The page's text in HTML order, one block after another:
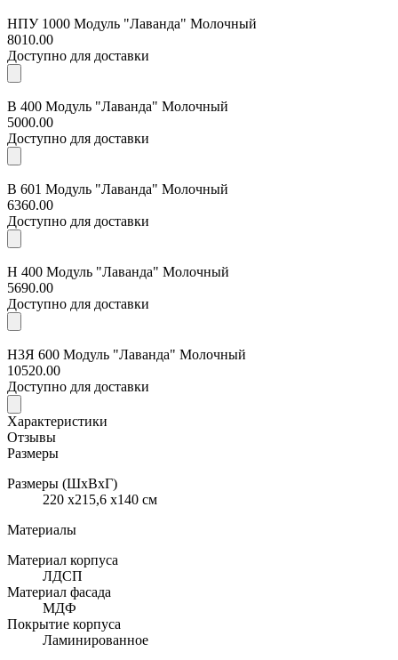
НПУ 1000 Модуль "Лаванда" Молочный
8010.00
Доступно для доставки
В 400 Модуль "Лаванда" Молочный
5000.00
Доступно для доставки
В 601 Модуль "Лаванда" Молочный
6360.00
Доступно для доставки
Н 400 Модуль "Лаванда" Молочный
5690.00
Доступно для доставки
Н3Я 600 Модуль "Лаванда" Молочный
10520.00
Доступно для доставки
Характеристики
Отзывы
Размеры
Размеры (ШхВхГ)
220 x215,6 x140 см
Материалы
Материал корпуса
ЛДСП
Материал фасада
МДФ
Покрытие корпуса
Ламинированное